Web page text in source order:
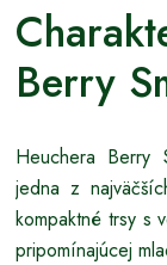
Berry
Heuchera Berry
jedna z
kompaktné trsy s
pripomínajúcej